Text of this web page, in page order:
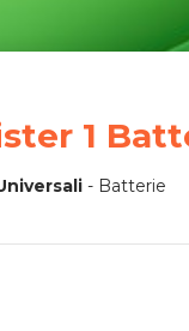
1
- Batterie